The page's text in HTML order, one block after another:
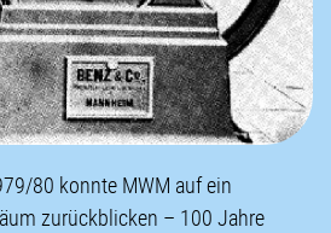
80 konnte MWM auf ein
zurückblicken – 100 Jahre